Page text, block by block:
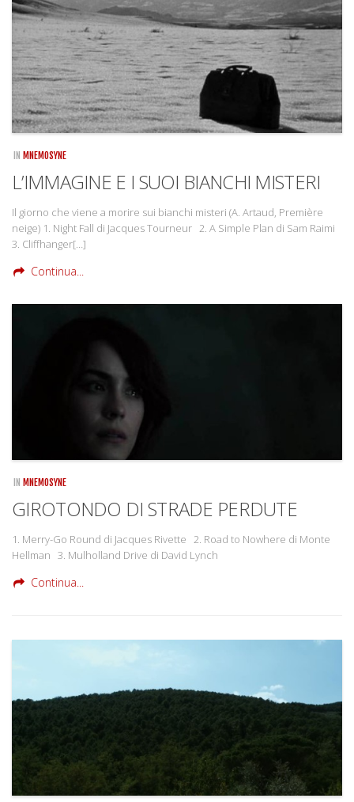
IN MNEMOSYNE
L’IMMAGINE E I SUOI BIANCHI MISTERI
Il giorno che viene a morire sui bianchi misteri (A. Artaud, Première
neige) 1. Night Fall di Jacques Tourneur 2. A Simple Plan di Sam Raimi
3. Cliffhanger[…]
Continua...
IN MNEMOSYNE
GIROTONDO DI STRADE PERDUTE
1. Merry-Go Round di Jacques Rivette 2. Road to Nowhere di Monte
Hellman 3. Mulholland Drive di David Lynch
Continua...